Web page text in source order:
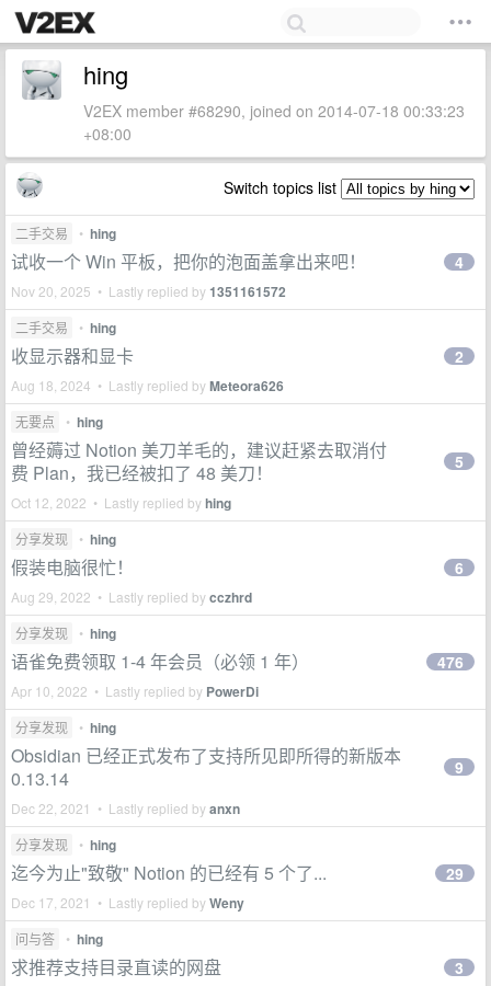
hing
V2EX member #68290, joined on 2014-07-18 00:33:23
+08:00
Switch topics list
二手交易 • hing
试收一个 Win 平板，把你的泡面盖拿出来吧！
Nov 20, 2025 • Lastly replied by1351161572
4
二手交易 • hing
收显示器和显卡
Aug 18, 2024 • Lastly replied byMeteora626
2
无要点 • hing
曾经薅过 Notion 美刀羊毛的，建议赶紧去取消付
费 Plan，我已经被扣了 48 美刀！
Oct 12, 2022 • Lastly replied byhing
5
分享发现 • hing
假装电脑很忙！
Aug 29, 2022 • Lastly replied bycczhrd
6
分享发现 • hing
语雀免费领取 1-4 年会员（必领 1 年）
Apr 10, 2022 • Lastly replied by PowerDi
476
分享发现 • hing
Obsidian 已经正式发布了支持所见即所得的新版本
0.13.14
Dec 22, 2021 • Lastly replied byanxn
9
分享发现 • hing
迄今为止"致敬" Notion 的已经有 5 个了...
Dec 17, 2021 • Lastly replied byWeny
29
问与答 • hing
求推荐支持目录直读的网盘 3